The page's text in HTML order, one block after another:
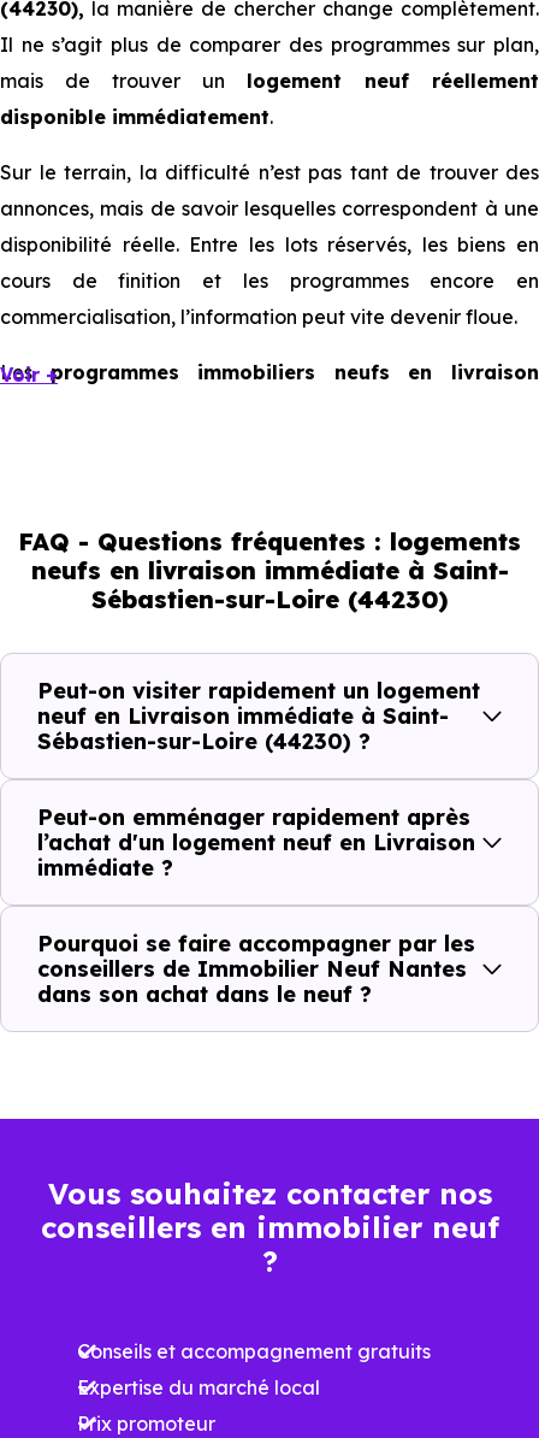
(44230), la manière de chercher change complètement.
Il ne s’agit plus de comparer des programmes sur plan,
mais de trouver un logement neuf réellement
disponible immédiatement.
Sur le terrain, la difficulté n’est pas tant de trouver des
annonces, mais de savoir lesquelles correspondent à une
disponibilité réelle. Entre les lots réservés, les biens en
cours de finition et les programmes encore en
commercialisation, l’information peut vite devenir floue.
Lesprogrammes immobiliers neufs en livraison
Livraison immédiate : ce que vous
Avec un logement neuf en livraison immédiate à
Saint-Sébastien-sur-Loire (44230), vous êtes dans une
logique très concrète. Le logement neuf est là, vous
pouvez le voir, et le projet peut avancer rapidement.
Dans la pratique, voici comment cela se passe :
Action Ce que cela change pour vous
Visiter Vous voyez le bien tel qu’il est
Acheter Processus classique
Possible plus rapidement
Ce fonctionnement est particulièrement adapté si vous
avez une contrainte de calendrier ou si vous souhaitez
éviter toute projection théorique.
Voir +
FAQ - Questions fréquentes : logements
neufs en livraison immédiate à Saint-
Sébastien-sur-Loire (44230)
Peut-on visiter rapidement un logement
neuf en Livraison immédiate à Saint-
Sébastien-sur-Loire (44230) ?
Peut-on emménager rapidement après
l’achat d'un logement neuf en Livraison
immédiate ?
Pourquoi se faire accompagner par les
conseillers de Immobilier Neuf Nantes
dans son achat dans le neuf ?
Vous souhaitez contacter nos
conseillers en immobilier neuf
?
Conseils et accompagnement gratuits
Expertise du marché local
Prix promoteur